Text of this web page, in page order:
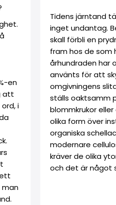
en
att
i
man
Tidens järntand
inget undantag.
skall förbli en
fram hos de som
århundraden har
använts för att
omgivningens
ställs oaktsamm
blommkrukor
olika form över
organiska
modernare
kräver de olika
och det är något